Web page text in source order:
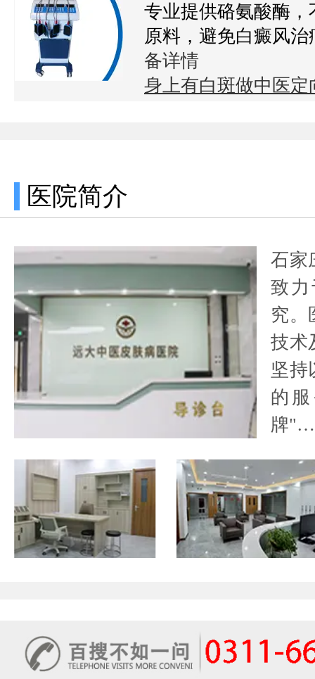
专业提供硌氨酸酶
原料，避免白癜风治
备详情
身上有白斑做中医定
医院简介
石家
致
究。
技术
坚持
的
牌